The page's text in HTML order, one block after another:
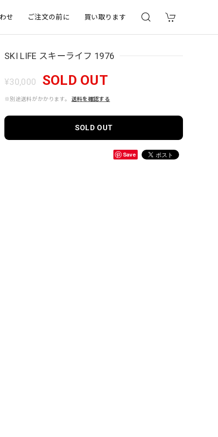
せ ご注文の前に 買い取ります
SKI LIFE スキーライフ 1976
¥30,000 SOLD OUT
※別途送料がかかります。 送料を確認する
SOLD OUT
Save